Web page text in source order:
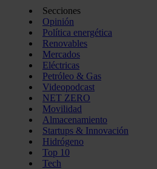
Secciones
Opinión
Política energética
Renovables
Mercados
Eléctricas
Petróleo & Gas
Videopodcast
NET ZERO
Movilidad
Almacenamiento
Startups & Innovación
Hidrógeno
Top 10
Tech